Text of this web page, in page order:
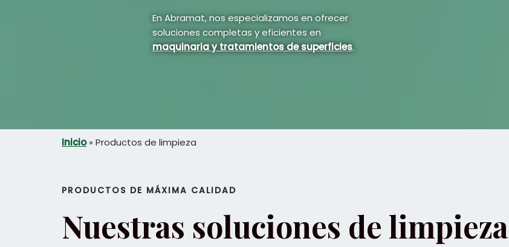
En Abramat, nos especializamos en ofrecer
soluciones completas y eficientes en
maquinaria y tratamientos de superficies.
Inicio» Productos de limpieza
PRODUCTOS DE MÁXIMA CALIDAD
Nuestras soluciones de limpieza